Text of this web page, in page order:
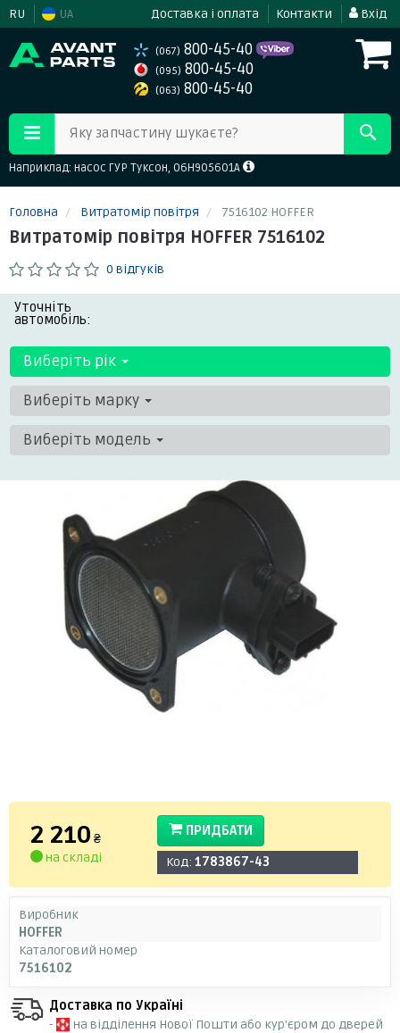
RU UA Доставка і оплата Контакти Вхід
(067) 800-45-40
(095) 800-45-40
(063) 800-45-40
Яку запчастину шукаєте?
Наприклад: насос ГУР Туксон, 06H905601A
Головна Витратомір повітря 7516102 HOFFER
Витратомір повітря HOFFER 7516102
0 відгуків
Уточніть
автомобіль:
Виберіть рік
Виберіть марку
Виберіть модель
2 210 ₴
на складі
ПРИДБАТИ
Код: 1783867-43
Виробник
HOFFER
Каталоговий номер
7516102
Доставка по Україні
-
на відділення Нової Пошти або кур'єром до дверей